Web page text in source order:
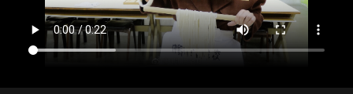
技巧百科
生活资讯